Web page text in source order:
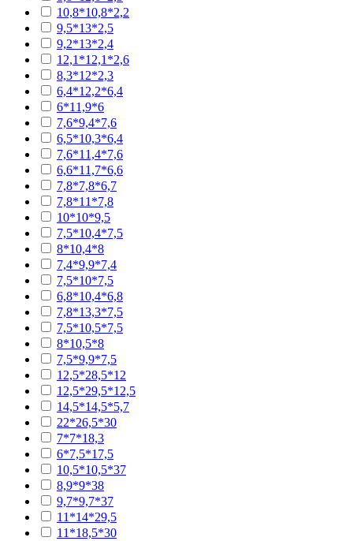
10,8*10,8*2,2
9,5*13*2,5
9,2*13*2,4
12,1*12,1*2,6
8,3*12*2,3
6,4*12,2*6,4
6*11,9*6
7,6*9,4*7,6
6,5*10,3*6,4
7,6*11,4*7,6
6,6*11,7*6,6
7,8*7,8*6,7
7,8*11*7,8
10*10*9,5
7,5*10,4*7,5
8*10,4*8
7,4*9,9*7,4
7,5*10*7,5
6,8*10,4*6,8
7,8*13,3*7,5
7,5*10,5*7,5
8*10,5*8
7,5*9,9*7,5
12,5*28,5*12
12,5*29,5*12,5
14,5*14,5*5,7
22*26,5*30
7*7*18,3
6*7,5*17,5
10,5*10,5*37
8,9*9*38
9,7*9,7*37
11*14*29,5
11*18,5*30